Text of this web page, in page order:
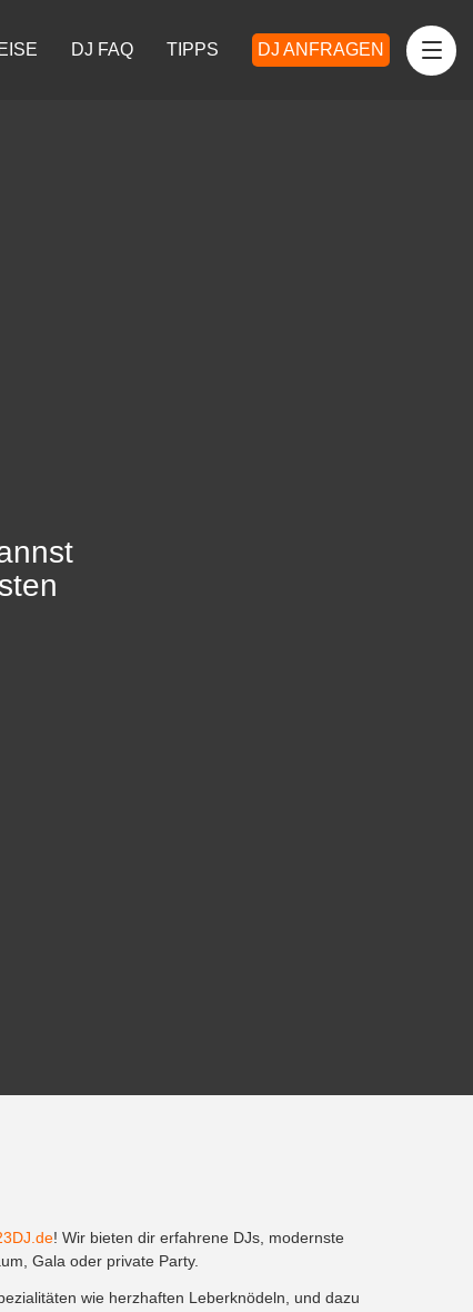
DJ FAQ TIPPS DJ ANFRAGEN
! Wir bieten dir erfahrene DJs, modernste
Gala oder private Party.
wie herzhaften Leberknödeln, und dazu